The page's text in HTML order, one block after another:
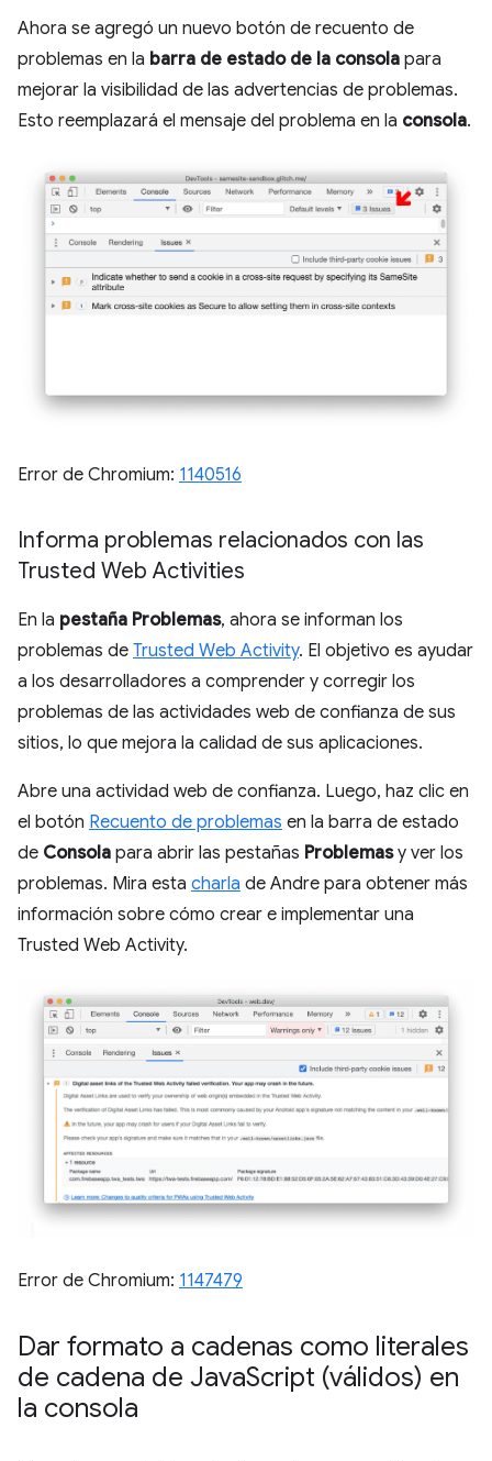
Ahora se agregó un nuevo botón de recuento de
problemas en la barra de estado de la consola para
mejorar la visibilidad de las advertencias de problemas.
Esto reemplazará el mensaje del problema en la consola.
Error de Chromium: 1140516
Informa problemas relacionados con las
Trusted Web Activities
En la pestaña Problemas, ahora se informan los
problemas de Trusted Web Activity. El objetivo es ayudar
a los desarrolladores a comprender y corregir los
problemas de las actividades web de confianza de sus
sitios, lo que mejora la calidad de sus aplicaciones.
Abre una actividad web de confianza. Luego, haz clic en
el botón Recuento de problemas en la barra de estado
de Consola para abrir las pestañas Problemasy ver los
problemas. Mira esta charla de Andre para obtener más
información sobre cómo crear e implementar una
Trusted Web Activity.
Error de Chromium: 1147479
Dar formato a cadenas como literales
de cadena de JavaScript (válidos) en
la consola